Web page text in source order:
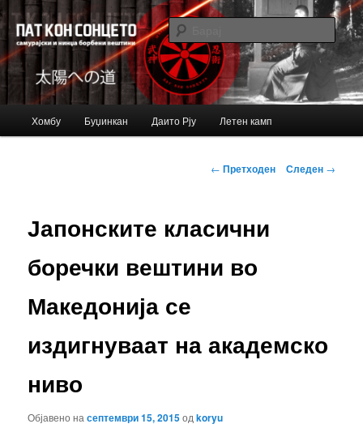
Bujinkan blog
Just another Bujinkan Sites site
Барај
Оди
содржина
Хомбу Буџинкан Даито Рју Летен камп
Навигација
← Претходен Следен →
Јапонските класични
боречки вештини во
Македонија се
издигнуваат на академско
ниво
Објавено насептември 15, 2015одkoryu